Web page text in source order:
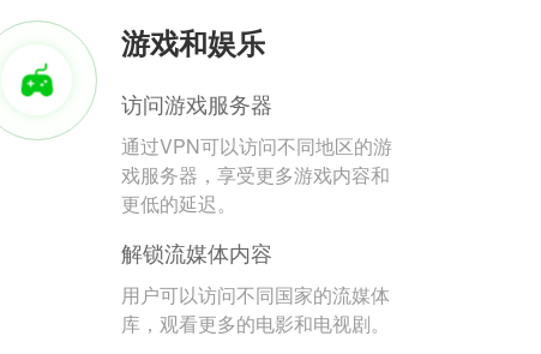
游戏和娱乐
访问游戏服务器
通过VPN可以访问不同地区的游
戏服务器，享受更多游戏内容和
更低的延迟。
解锁流媒体内容
用户可以访问不同国家的流媒体
库，观看更多的电影和电视剧。